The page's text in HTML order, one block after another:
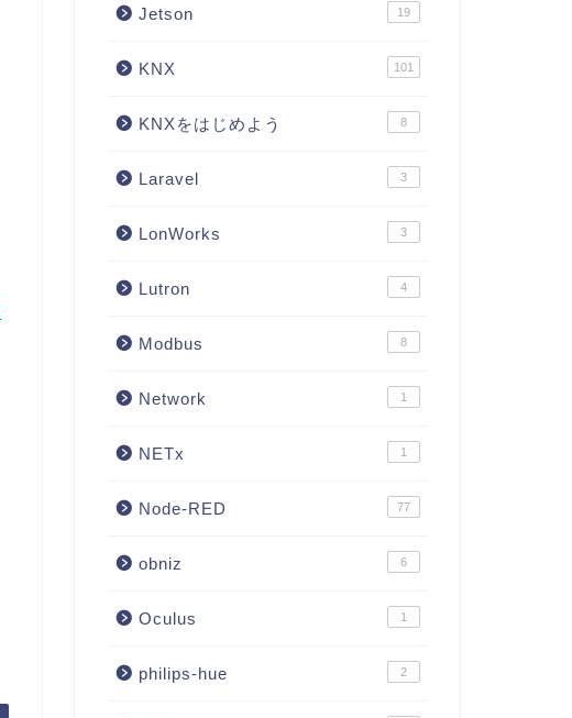
Jetson 19
KNX 101
KNXをはじめよう 8
Laravel 3
LonWorks 3
Lutron 4
Modbus 8
Network 1
NETx 1
Node-RED 77
obniz 6
Oculus 1
philips-hue 2